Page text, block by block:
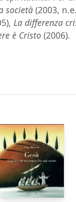
società (2003,
La differenza
è Cristo (2006).